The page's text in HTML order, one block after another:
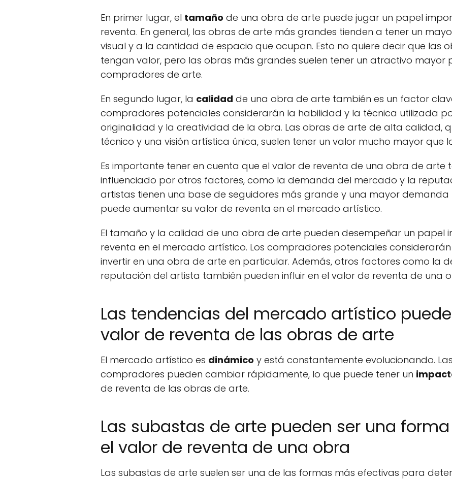
En primer lugar, el tamaño de una obra de arte puede jugar un papel
reventa. En general, las obras de arte más grandes tienden a tener un
visual y a la cantidad de espacio que ocupan. Esto no quiere decir que las
tengan valor, pero las obras más grandes suelen tener un atractivo mayor
compradores de arte.
En segundo lugar, la calidad de una obra de arte también es un factor
compradores potenciales considerarán la habilidad y la técnica utilizada
originalidad y la creatividad de la obra. Las obras de arte de alta calidad,
técnico y una visión artística única, suelen tener un valor mucho mayor que
Es importante tener en cuenta que el valor de reventa de una obra de arte
influenciado por otros factores, como la demanda del mercado y la
artistas tienen una base de seguidores más grande y una mayor demanda
puede aumentar su valor de reventa en el mercado artístico.
El tamaño y la calidad de una obra de arte pueden desempeñar un papel
reventa en el mercado artístico. Los compradores potenciales
invertir en una obra de arte en particular. Además, otros factores como la
reputación del artista también pueden influir en el valor de reventa de una
Las tendencias del mercado artístico
valor de reventa de las obras de arte
El mercado artístico es dinámico y está constantemente evolucionando. Las
compradores pueden cambiar rápidamente, lo que puede tener un
de reventa de las obras de arte.
Las subastas de arte pueden ser una
el valor de reventa de una obra
Las subastas de arte suelen ser una de las formas más efectivas para